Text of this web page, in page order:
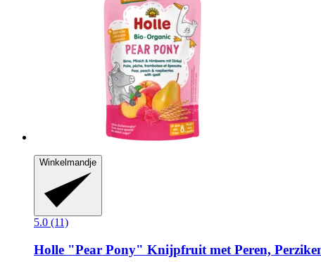
Winkelmandje
5.0 (11)
Holle "Pear Pony" Knijpfruit met Peren,